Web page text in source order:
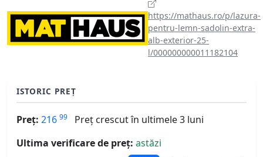
https://mathaus.ro/p/lazura-
pentru-lemn-sadolin-extra-
alb-exterior-25-
l/000000000011182104
ISTORIC PREȚ
Preț: 216 99
Preț crescut în ultimele 3 luni
Ultima verificare de preț: astăzi